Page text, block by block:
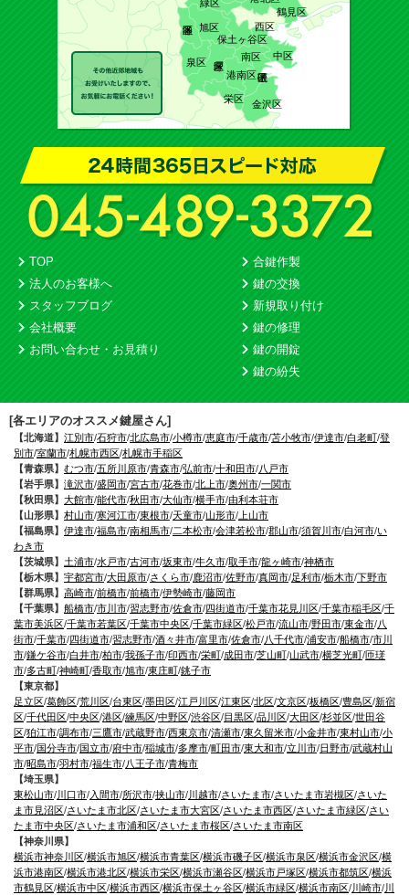
鶴見区
緑区
旭区
保土ヶ谷区
西区
泉区
港南区
南区 中区
金沢区
栄区
TOP
法人のお客様へ
スタッフブログ
会社概要
お問い合わせ・お見積り
合鍵作製
鍵の交換
新規取り付け
鍵の修理
鍵の開錠
鍵の紛失
[各エリアのオススメ鍵屋さん]
【北海道】 江別市/石狩市/北広島市/小樽市/恵庭市/千歳市/苫小牧市/伊達市/白老町/登
別市/室蘭市/札幌市西区/札幌市手稲区
【青森県】 むつ市/五所川原市/青森市/弘前市/十和田市/八戸市
【岩手県】 滝沢市/盛岡市/宮古市/花巻市/北上市/奥州市/一関市
【秋田県】 大館市/能代市/秋田市/大仙市/横手市/由利本荘市
【山形県】 村山市/寒河江市/東根市/天童市/山形市/ 上山市
【福島県】 伊達市/福島市/南相馬市/二本松市/会津若松市/郡山市/須賀川市/白河市/い
わき市
【茨城県】 土浦市/水戸市/古河市/坂東市/牛久市/取手市/龍ヶ崎市/神栖市
【栃木県】 宇都宮市/大田原市/さくら市/鹿沼市/佐野市/真岡市/足利市/栃木市/下野市
【群馬県】 高崎市/前橋市/前橋市/伊勢崎市/藤岡市
【千葉県】 船橋市/市川市/習志野市/佐倉市/四街道市/千葉市花見川区/千葉市稲毛区/千
葉市美浜区/千葉市若葉区/千葉市中央区/千葉市緑区/松戸市/流山市/野田市/東金市/八
街市/千葉市/四街道市/習志野市/酒々井市/富里市/佐倉市/八千代市/浦安市/船橋市/市川
市/鎌ケ谷市/白井市/柏市/我孫子市/印西市/栄町/成田市/芝山町/山武市/横芝光町/匝瑳
市/多古町/神崎町/香取市/旭市/東庄町/銚子市
【東京都】
足立区/葛飾区/荒川区/台東区/墨田区/江戸川区/江東区/北区/文京区/板橋区/豊島区/新宿
区/千代田区/中央区/港区/練馬区/中野区/渋谷区/目黒区/品川区/大田区/杉並区/世田谷
区/狛江市/調布市/三鷹市/武蔵野市/西東京市/清瀬市/東久留米市/小金井市/東村山市/小
平市/国分寺市/国立市/府中市/稲城市/多摩市/町田市/東大和市/立川市/日野市/武蔵村山
市/昭島市/羽村市/福生市/八王子市/青梅市
【埼玉県】
東松山市/川口市/入間市/所沢市/挟山市/川越市/さいたま市/さいたま市岩槻区/さいた
ま市見沼区/さいたま市北区/さいたま市大宮区/さいたま市西区/さいたま市緑区/さい
たま市中央区/さいたま市浦和区/さいたま市桜区/さいたま市南区
【神奈川県】
横浜市神奈川区/横浜市旭区/横浜市青葉区/横浜市磯子区/横浜市泉区/横浜市金沢区/横
浜市港南区/横浜市港北区/横浜市栄区/横浜市瀬谷区/横浜市戸塚区/横浜市都筑区/横浜
市鶴見区/横浜市中区/横浜市西区/横浜市保土ヶ谷区/横浜市緑区/横浜市南区/川崎市/川